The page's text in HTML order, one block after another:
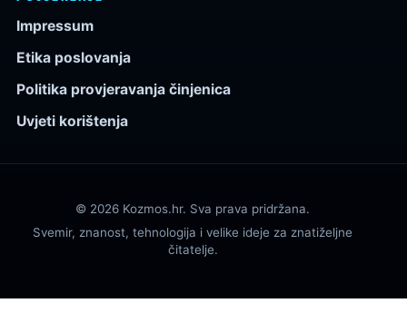
Impressum
Etika poslovanja
Politika provjeravanja činjenica
Uvjeti korištenja
© 2026 Kozmos.hr. Sva prava pridržana.
Svemir, znanost, tehnologija i velike ideje za znatiželjne
čitatelje.